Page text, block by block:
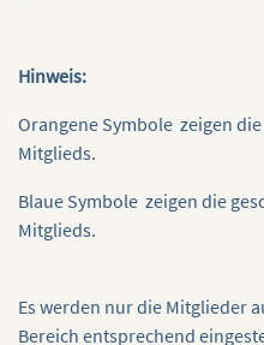
Hinweis:
Orangene Symbole zeigen
Mitglieds.
Blaue Symbole zeigen die
Mitglieds.
Es werden nur die Mitglieder
Bereich entsprechend